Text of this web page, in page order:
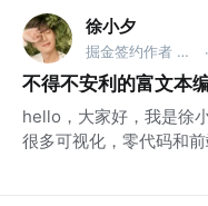
徐小夕
掘金签约作者 @flowmix多模态 ·
不得不安利的富文本
hello，大家好，我是徐
很多可视化，零代码和